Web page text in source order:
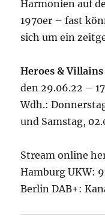
Harmonien auf
1970er – fast
sich um ein
Heroes &
den 29.06.22 –
Wdh.:
und Samstag,
Stream online
Hamburg UKW:
Berlin DAB+: